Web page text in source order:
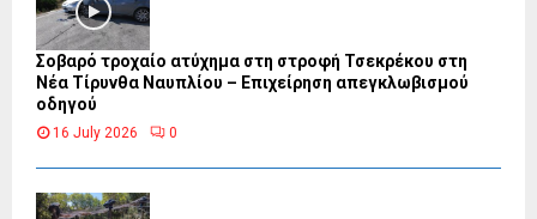
Σοβαρό τροχαίο ατύχημα στη στροφή Τσεκρέκου στη
Νέα Τίρυνθα Ναυπλίου – Επιχείρηση απεγκλωβισμού
οδηγού
16 July 2026 0